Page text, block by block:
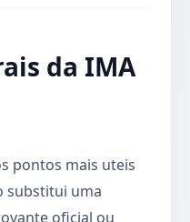
da IMA
pontos mais uteis
substitui uma
oficial ou